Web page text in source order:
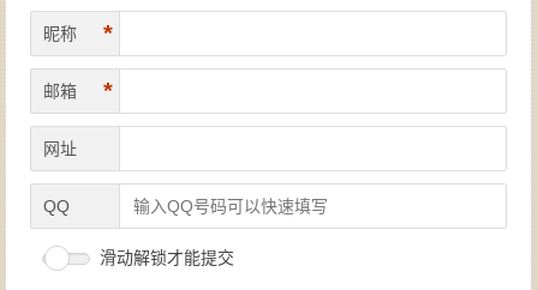
昵称 *
邮箱 *
网址
QQ
滑动解锁才能提交